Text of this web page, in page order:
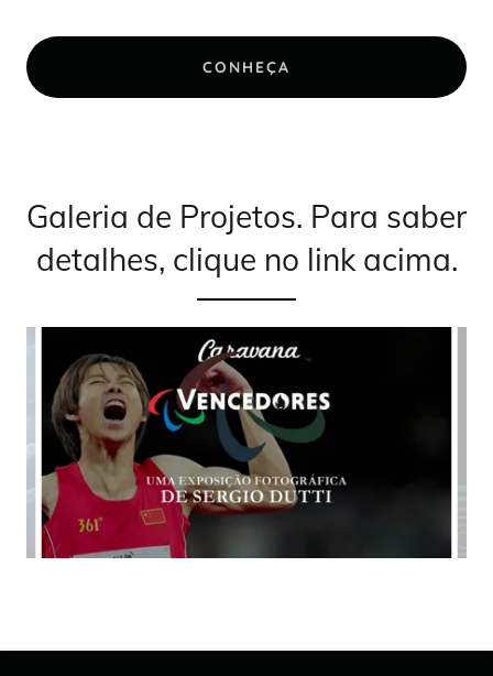
CONHEÇA
Galeria de Projetos. Para saber
detalhes, clique no link acima.